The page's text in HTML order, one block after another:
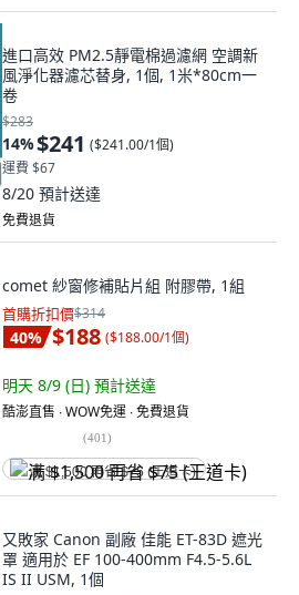
進口高效 PM2.5靜電棉過濾網 空調新
風淨化器濾芯替身, 1個, 1米*80cm一
卷
$283
14%$241 ($241.00/1個)
運費 $67
8/20 預計送達
免費退貨
comet 紗窗修補貼片組 附膠帶, 1組
首購折扣價$314
40% $188 ($188.00/1個)
明天 8/9 (日) 預計送達
酷澎直售 ∙ WOW免運 ∙ 免費退貨
(401)
满 $1,500 再省 $75 (王道卡)
又敗家 Canon 副廠 佳能 ET-83D 遮光
罩 適用於 EF 100-400mm F4.5-5.6L
IS II USM, 1個